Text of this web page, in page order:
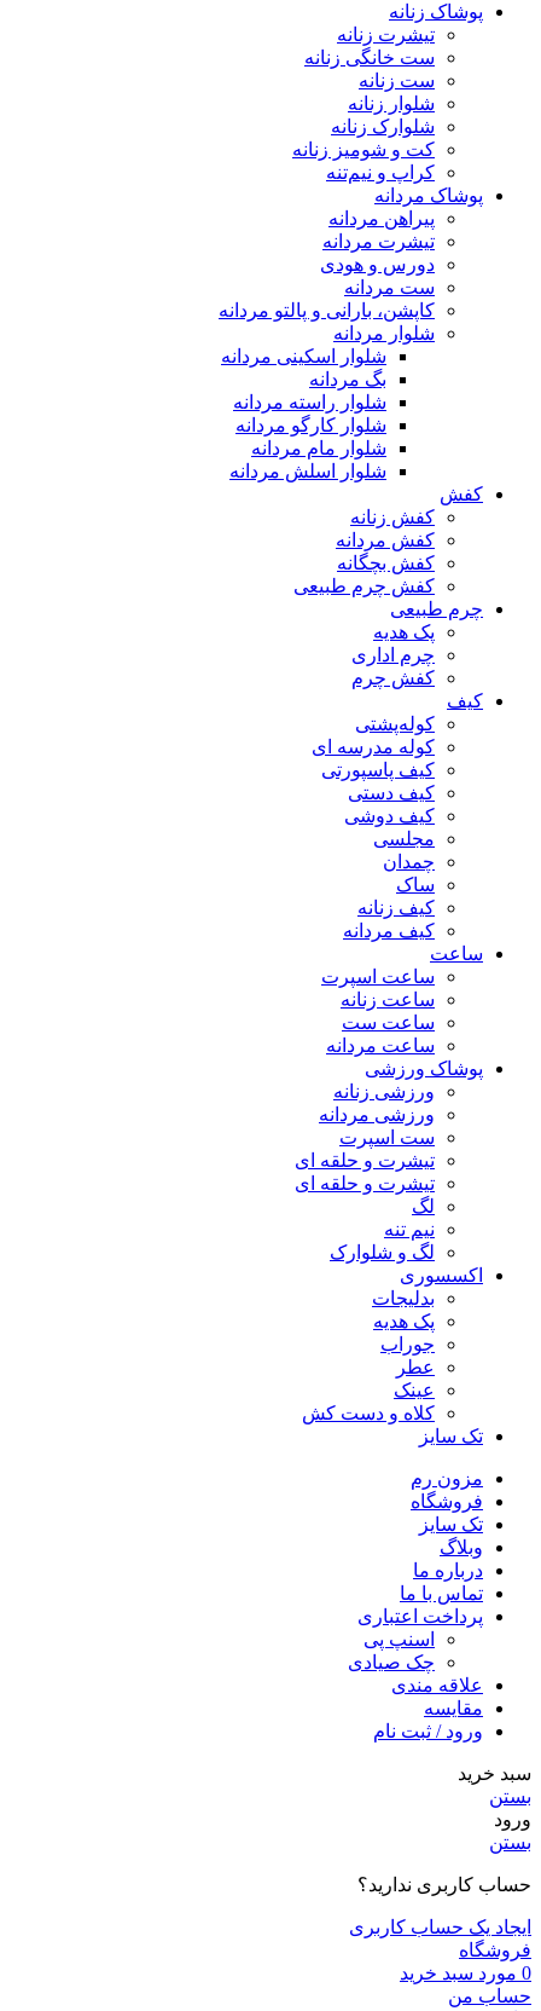
پوشاک زنانه
تیشرت زنانه
ست خانگی زنانه
ست زنانه
شلوار زنانه
شلوارک زنانه
کت و شومیز زنانه
کراپ و نیم‌تنه
پوشاک مردانه
پیراهن مردانه
تیشرت مردانه
دورس و هودی
ست مردانه
کاپشن، بارانی و پالتو مردانه
شلوار مردانه
شلوار اسکینی مردانه
بگ مردانه
شلوار راسته مردانه
شلوار کارگو مردانه
شلوار مام مردانه
شلوار اسلش مردانه
کفش
کفش زنانه
کفش مردانه
کفش بچگانه
کفش چرم طبیعی
چرم طبیعی
پک هدیه
چرم اداری
کفش چرم
کیف
کوله‌پشتی
کوله مدرسه ای
کیف پاسپورتی
کیف دستی
کیف دوشی
مجلسی
چمدان
ساک
کیف زنانه
کیف مردانه
ساعت
ساعت اسپرت
ساعت زنانه
ساعت ست
ساعت مردانه
پوشاک ورزشی
ورزشی زنانه
ورزشی مردانه
ست اسپرت
تیشرت و حلقه ای
تیشرت و حلقه ای
لگ
نیم تنه
لگ و شلوارک
اکسسوری
بدلیجات
پک هدیه
جوراب
عطر
عینک
کلاه و دست کش
تک سایز
مزون رم
فروشگاه
تک سایز
وبلاگ
درباره ما
تماس با ما
پرداخت اعتباری
اسنپ پی
چک صیادی
علاقه مندی
مقايسه
ورود / ثبت نام
سبد خرید
بستن
ورود
بستن
حساب کاربری ندارید؟
ایجاد یک حساب کاربری
فروشگاه
0 مورد سبد خرید
حساب من